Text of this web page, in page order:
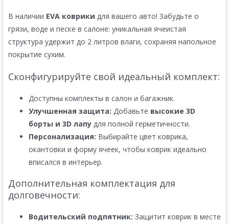
В наличии EVA коврики для вашего авто! Забудьте о
грязи, воде и песке в салоне: уникальная ячеистая
структура удержит до 2 литров влаги, сохраняя напольное
покрытие сухим.
Сконфигурируйте свой идеальный комплект:
Доступны комплекты в салон и багажник.
Улучшенная защита: Добавьте высокие 3D
борты и 3D лапу для полной герметичности.
Персонализация: Выбирайте цвет коврика,
окантовки и форму ячеек, чтобы коврик идеально
вписался в интерьер.
Дополнительная комплектация для
долговечности:
Водительский подпятник: Защитит коврик в месте